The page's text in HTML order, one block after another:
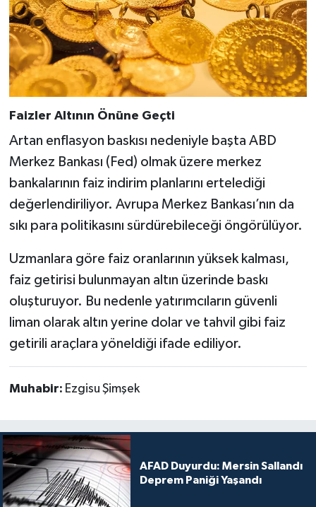
Faizler Altının Önüne Geçti
Artan enflasyon baskısı nedeniyle başta ABD
Merkez Bankası (Fed) olmak üzere merkez
bankalarının faiz indirim planlarını ertelediği
değerlendiriliyor. Avrupa Merkez Bankası’nın da
sıkı para politikasını sürdürebileceği öngörülüyor.
Uzmanlara göre faiz oranlarının yüksek kalması,
faiz getirisi bulunmayan altın üzerinde baskı
oluşturuyor. Bu nedenle yatırımcıların güvenli
liman olarak altın yerine dolar ve tahvil gibi faiz
getirili araçlara yöneldiği ifade ediliyor.
Muhabir: Ezgisu Şimşek
AFAD Duyurdu: Mersin Sallandı
Deprem Paniği Yaşandı